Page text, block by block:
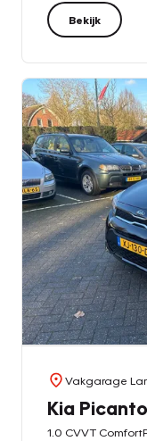
Bekijk
Vakgarage
Kia Picanto
1.0 CVVT